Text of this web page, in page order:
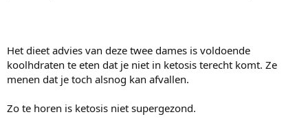
Het dieet advies van deze twee dames is voldoende
koolhdraten te eten dat je niet in ketosis terecht komt. Ze
menen dat je toch alsnog kan afvallen.
Zo te horen is ketosis niet supergezond.